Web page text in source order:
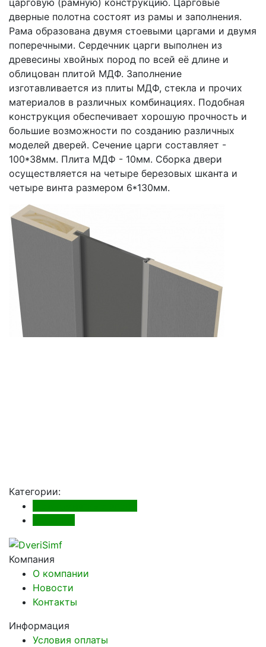
дверные полотна состоят из рамы и заполнения.
Рама образована двумя стоевыми царгами и двумя
поперечными. Сердечник царги выполнен из
древесины хвойных пород по всей её длине и
облицован плитой МДФ. Заполнение
изготавливается из плиты МДФ, стекла и прочих
материалов в различных комбинациях. Подобная
конструкция обеспечивает хорошую прочность и
большие возможности по созданию различных
моделей дверей. Сечение царги составляет -
100*38мм. Плита МДФ - 10мм. Сборка двери
осуществляется на четыре березовых шканта и
четыре винта размером 6*130мм.
Категории:
Компания
О компании
Новости
Контакты
Информация
Условия оплаты